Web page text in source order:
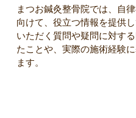
まつお鍼灸整骨院では、自
向けて、役立つ情報を提供
いただく質問や疑問に対す
たことや、実際の施術経験
ます。